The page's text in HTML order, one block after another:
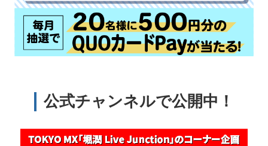
公式チャンネルで公開中！